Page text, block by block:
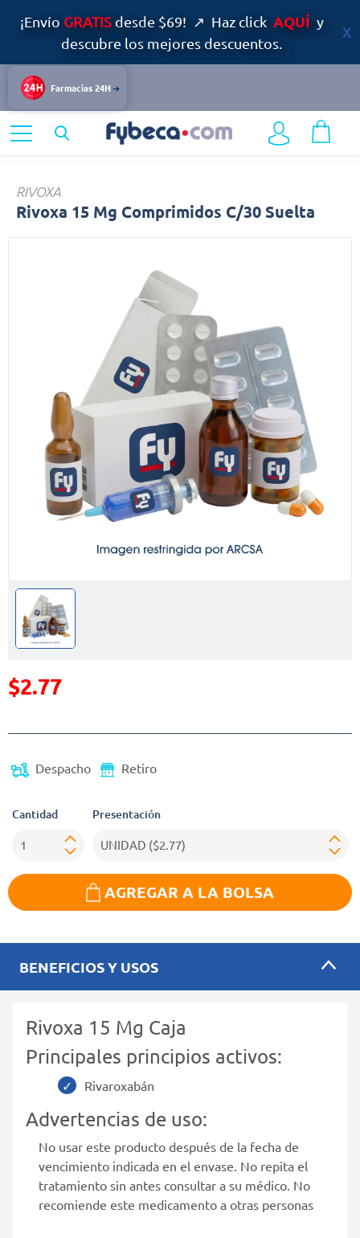
¡Envío GRATISdesde $69! ↗ Haz click AQUÍ y
descubre los mejores descuentos.
Farmacias 24H
Rivoxa
RIVOXA
Rivoxa 15 Mg Comprimidos C/30 Suelta
$2.77
Despacho Retiro
Cantidad Presentación
AGREGAR A LA BOLSA
BENEFICIOS Y USOS
Rivoxa 15 Mg Caja
Principales principios activos:
Rivaroxabán
Advertencias de uso:
No usar este producto después de la fecha de
vencimiento indicada en el envase. No repita el
tratamiento sin antes consultar a su médico. No
recomiende este medicamento a otras personas